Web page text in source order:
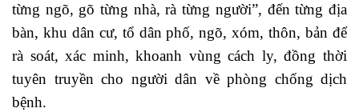
từng ngõ, gõ từng nhà, rà từng người”, đến từng địa
bàn, khu dân cư, tổ dân phố, ngõ, xóm, thôn, bản để
rà soát, xác minh, khoanh vùng cách ly, đồng thời
tuyên truyền cho người dân về phòng chống dịch
bệnh.